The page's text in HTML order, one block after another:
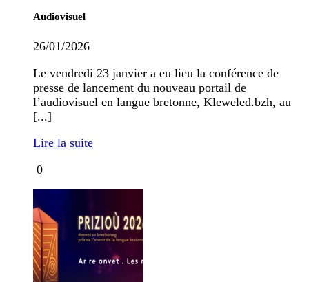
Audiovisuel
26/01/2026
Le vendredi 23 janvier a eu lieu la conférence de
presse de lancement du nouveau portail de
l’audiovisuel en langue bretonne, Kleweled.bzh, au
[...]
Lire la suite
0